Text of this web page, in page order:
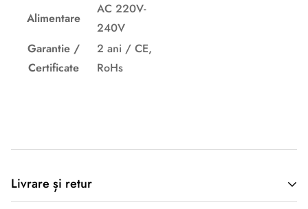
Alimentare
AC 220V-
240V
Garantie /
Certificate
2 ani / CE,
RoHs
Livrare și retur